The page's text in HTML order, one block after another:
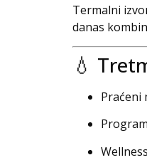
Termalni
danas
💧
Praćeni